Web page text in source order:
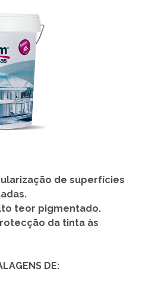
de superfícies
teor pigmentado.
da tinta às
DE: